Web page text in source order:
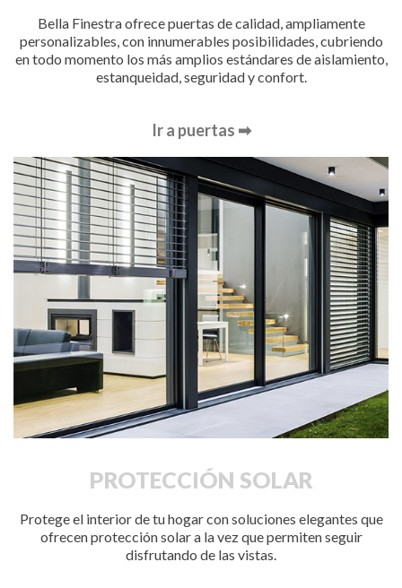
Bella Finestra ofrece puertas de calidad, ampliamente
personalizables, con innumerables posibilidades, cubriendo
en todo momento los más amplios estándares de aislamiento,
estanqueidad, seguridad y confort.
Ir a puertas ➡
PROTECCIÓN SOLAR
Protege el interior de tu hogar con soluciones elegantes que
ofrecen protección solar a la vez que permiten seguir
disfrutando de las vistas.